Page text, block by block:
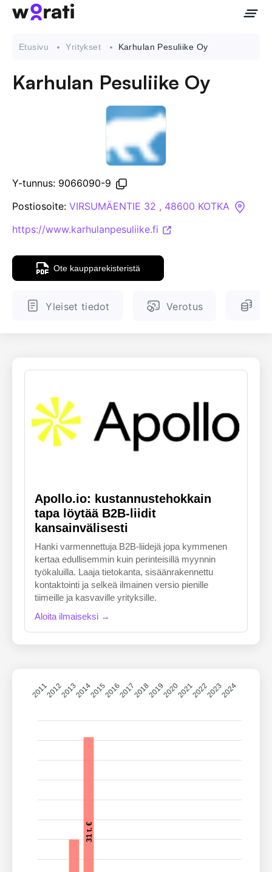
API
Pakotehaku
Tietopankki
Etusivu Yritykset Karhulan Pesuliike Oy
Karhulan Pesuliike Oy
Y-tunnus: 9066090-9
Postiosoite: VIRSUMÄENTIE 32 , 48600 KOTKA
https://www.karhulanpesuliike.fi
Ote kaupparekisteristä
Yleiset tiedot Verotus
Apollo.io: kustannustehokkain
tapa löytää B2B-liidit
kansainvälisesti
Hanki varmennettuja B2B-liidejä jopa kymmenen
kertaa edullisemmin kuin perinteisillä myynnin
työkaluilla. Laaja tietokanta, sisäänrakennettu
kontaktointi ja selkeä ilmainen versio pienille
tiimeille ja kasvaville yrityksille.
Aloita ilmaiseksi →
31 t. €
20112012201320142015201620172018201920202021202220232024